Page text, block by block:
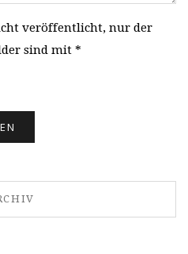
veröffentlicht, nur der
sind mit *